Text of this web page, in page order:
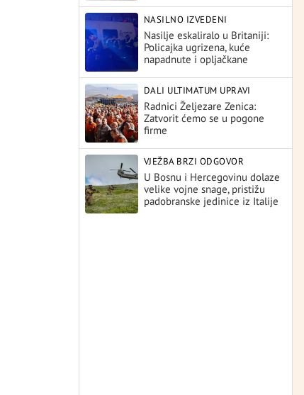
NASILNO IZVEDENI
Nasilje eskaliralo u Britaniji:
Policajka ugrizena, kuće
napadnute i opljačkane
DALI ULTIMATUM UPRAVI
Radnici Željezare Zenica:
Zatvorit ćemo se u pogone
firme
VJEŽBA BRZI ODGOVOR
U Bosnu i Hercegovinu dolaze
velike vojne snage, pristižu
padobranske jedinice iz Italije